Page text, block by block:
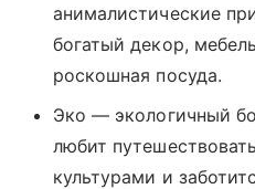
анималистические
богатый декор,
роскошная посуда.
Эко — экологичный
любит
культурами и